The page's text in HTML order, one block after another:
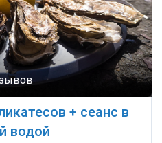
+ сеанс в
водой